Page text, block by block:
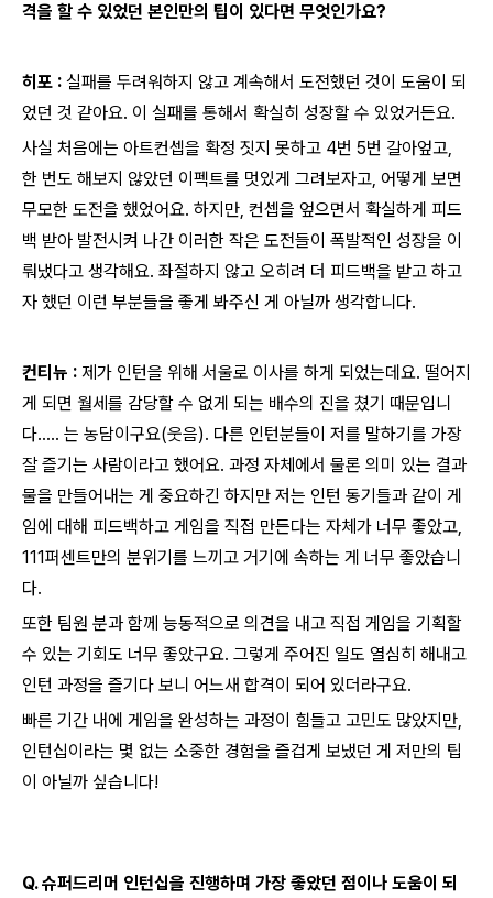
격을 할 수 있었던 본인만의 팁이 있다면 무엇인가요?
히포 : 실패를 두려워하지 않고 계속해서 도전했던 것이 도움이 되
었던 것 같아요. 이 실패를 통해서 확실히 성장할 수 있었거든요.
사실 처음에는 아트컨셉을 확정 짓지 못하고 4번 5번 갈아엎고,
한 번도 해보지 않았던 이펙트를 멋있게 그려보자고, 어떻게 보면
무모한 도전을 했었어요. 하지만, 컨셉을 엎으면서 확실하게 피드
백 받아 발전시켜 나간 이러한 작은 도전들이 폭발적인 성장을 이
뤄냈다고 생각해요. 좌절하지 않고 오히려 더 피드백을 받고 하고
자 했던 이런 부분들을 좋게 봐주신 게 아닐까 생각합니다.
컨티뉴 : 제가 인턴을 위해 서울로 이사를 하게 되었는데요. 떨어지
게 되면 월세를 감당할 수 없게 되는 배수의 진을 쳤기 때문입니
다….. 는 농담이구요(웃음). 다른 인턴분들이 저를 말하기를 가장
잘 즐기는 사람이라고 했어요. 과정 자체에서 물론 의미 있는 결과
물을 만들어내는 게 중요하긴 하지만 저는 인턴 동기들과 같이 게
임에 대해 피드백하고 게임을 직접 만든다는 자체가 너무 좋았고,
111퍼센트만의 분위기를 느끼고 거기에 속하는 게 너무 좋았습니
다.
또한 팀원 분과 함께 능동적으로 의견을 내고 직접 게임을 기획할
수 있는 기회도 너무 좋았구요. 그렇게 주어진 일도 열심히 해내고
인턴 과정을 즐기다 보니 어느새 합격이 되어 있더라구요.
빠른 기간 내에 게임을 완성하는 과정이 힘들고 고민도 많았지만,
인턴십이라는 몇 없는 소중한 경험을 즐겁게 보냈던 게 저만의 팁
이 아닐까 싶습니다!
Q. 슈퍼드리머 인턴십을 진행하며 가장 좋았던 점이나 도움이 되